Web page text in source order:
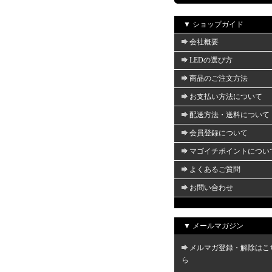
▼ ショップガイド
会社概要
LEDの選び方
商品のご注文方法
お支払い方法について
配送方法・送料について
会員登録について
マゴイチポイントについ
よくあるご質問
お問い合わせ
▼ メールマガジン
メルマガ登録・解除はこ
ら